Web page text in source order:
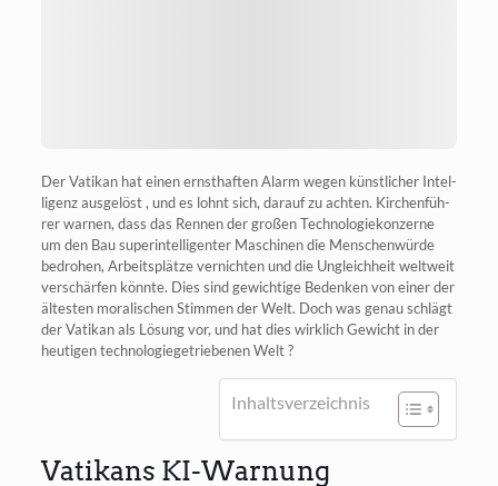
Der Vati­kan hat einen ernst­haf­ten Alarm wegen künst­li­cher Intel­
li­genz aus­ge­löst , und es lohnt sich, dar­auf zu ach­ten. Kir­chen­füh­
rer war­nen, dass das Ren­nen der gro­ßen Tech­no­lo­gie­kon­zer­ne
um den Bau super­in­tel­li­gen­ter Maschi­nen die Men­schen­wür­de
bedro­hen, Arbeits­plät­ze ver­nich­ten und die Ungleich­heit welt­weit
ver­schär­fen könn­te. Dies sind gewich­ti­ge Beden­ken von einer der
ältes­ten mora­li­schen Stim­men der Welt. Doch was genau schlägt
der Vati­kan als Lösung vor, und hat dies wirk­lich Gewicht in der
heu­ti­gen tech­no­lo­gie­ge­trie­be­nen Welt ?
Inhalts­ver­zeich­nis
Vatikans KI-Warnung